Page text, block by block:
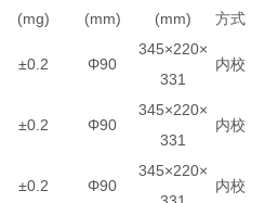
(mg)
(mm)
(mm)
方式
±0.2 Φ90
345×220×
331
内校
±0.2 Φ90
345×220×
331
内校
±0.2 Φ90
345×220×
内校